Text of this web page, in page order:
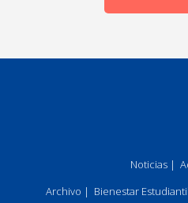
Noticias |
Archivo | Bienestar Estudiantil